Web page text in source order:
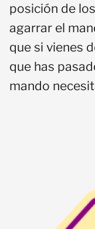
posición de
agarrar el
que si vienes
que has
mando